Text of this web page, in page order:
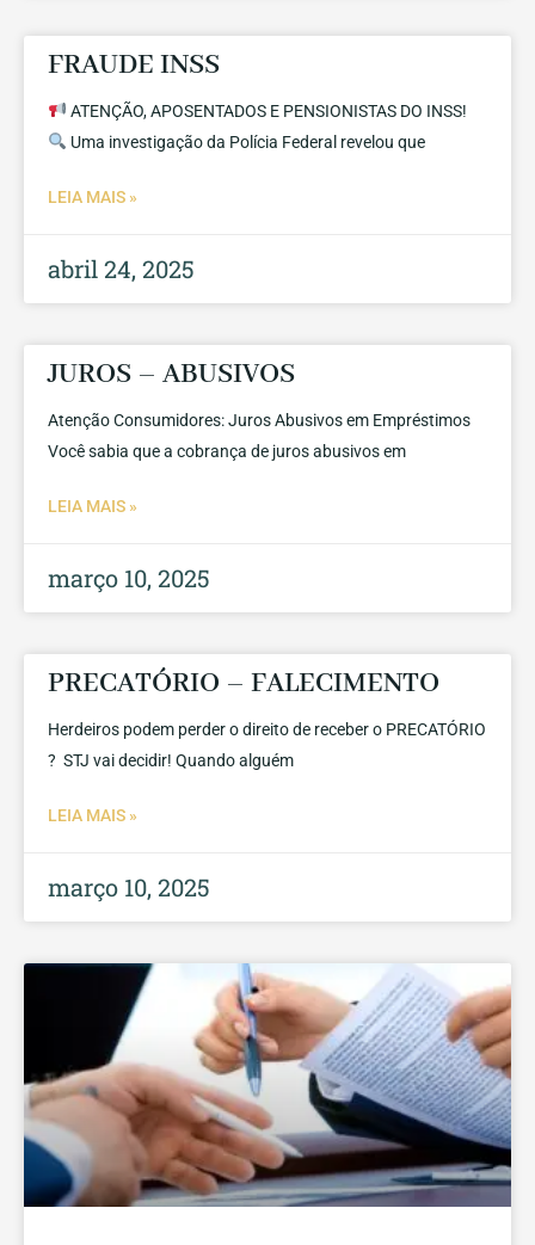
FRAUDE INSS
ATENÇÃO, APOSENTADOS E PENSIONISTAS DO INSS!
Uma investigação da Polícia Federal revelou que
LEIA MAIS »
abril 24, 2025
JUROS – ABUSIVOS
Atenção Consumidores: Juros Abusivos em Empréstimos
Você sabia que a cobrança de juros abusivos em
LEIA MAIS »
março 10, 2025
PRECATÓRIO – FALECIMENTO
Herdeiros podem perder o direito de receber o PRECATÓRIO
? STJ vai decidir! Quando alguém
LEIA MAIS »
março 10, 2025